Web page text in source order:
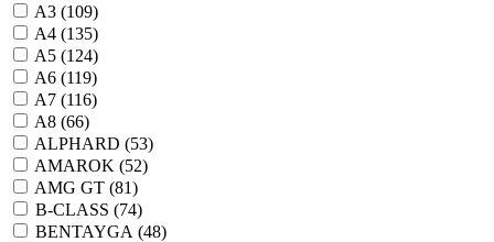
A3 (109)
A4 (135)
A5 (124)
A6 (119)
A7 (116)
A8 (66)
ALPHARD (53)
AMAROK (52)
AMG GT (81)
B-CLASS (74)
BENTAYGA (48)